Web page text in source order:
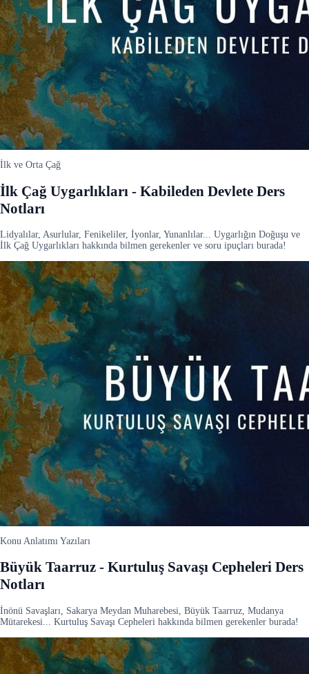
İlk ve Orta Çağ
İlk Çağ Uygarlıkları - Kabileden Devlete Ders
Notları
Lidyalılar, Asurlular, Fenikeliler, İyonlar, Yunanlılar... Uygarlığın Doğuşu ve
İlk Çağ Uygarlıkları hakkında bilmen gerekenler ve soru ipuçları burada!
Konu Anlatımı Yazıları
Büyük Taarruz - Kurtuluş Savaşı Cepheleri Ders
Notları
İnönü Savaşları, Sakarya Meydan Muharebesi, Büyük Taarruz, Mudanya
Mütarekesi... Kurtuluş Savaşı Cepheleri hakkında bilmen gerekenler burada!